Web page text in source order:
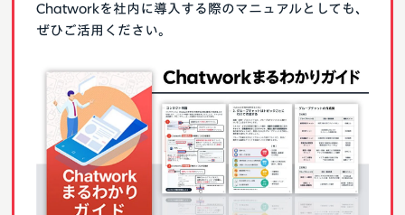
Chatworkを社内に導入する際のマニュアルとしても、
ぜひご活用ください。